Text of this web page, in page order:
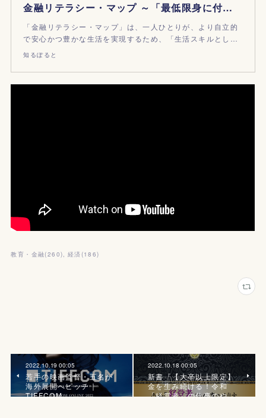
金融リテラシー・マップ ～「最低限身に付けるべき金融リテラシー（お金の知恵・判断力）」の項目別・年齢層別スタンダード｜知るぽると
「金融リテラシー・マップ」は、一人ひとりが、より自立的
で安心かつ豊かな生活を実現するため、「生活スキルとし…
知るぽると
教育・金融(260) 経済 (186)
2022.10.19 00:05
若手の映画監督・五名が
海外展開へピッチ｜
TIFFCOM
2022.10.18 00:05
新書『【大卒以上限定】
金を生み続ける！令和
「経営者」の仕事のや…